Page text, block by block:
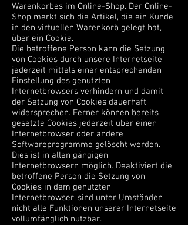
Warenkorbes im Online-Shop. Der Online-
Shop merkt sich die Artikel, die ein Kunde
in den virtuellen Warenkorb gelegt hat,
über ein Cookie.
Die betroffene Person kann die Setzung
von Cookies durch unsere Internetseite
jederzeit mittels einer entsprechenden
Einstellung des genutzten
Internetbrowsers verhindern und damit
der Setzung von Cookies dauerhaft
widersprechen. Ferner können bereits
gesetzte Cookies jederzeit über einen
Internetbrowser oder andere
Softwareprogramme gelöscht werden.
Dies ist in allen gängigen
Internetbrowsern möglich. Deaktiviert die
betroffene Person die Setzung von
Cookies in dem genutzten
Internetbrowser, sind unter Umständen
nicht alle Funktionen unserer Internetseite
vollumfänglich nutzbar.